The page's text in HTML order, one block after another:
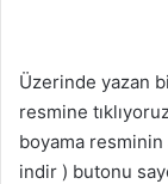
Üzerinde yazan
resmine
boyama resminin
indir ) butonu